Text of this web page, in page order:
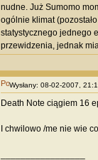
nudne. Już Sumomo
ogólnie klimat
statystycznego jednego
przewidzenia, jednak
Wysłany: 08-02-2007,
Death Note ciągiem 16
I chwilowo /me nie wie